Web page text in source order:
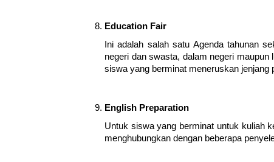
Education Fair
Ini adalah salah satu Agenda tahunan
negeri dan swasta, dalam negeri
siswa yang berminat meneruskan jenjang
English Preparation
Untuk siswa yang berminat untuk kuliah
menghubungkan dengan beberapa